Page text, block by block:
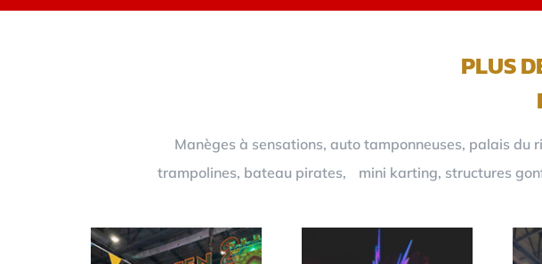
PLUS
Manèges à sensations, auto tamponneuses, palais
trampolines, bateau pirates, mini karting, structures